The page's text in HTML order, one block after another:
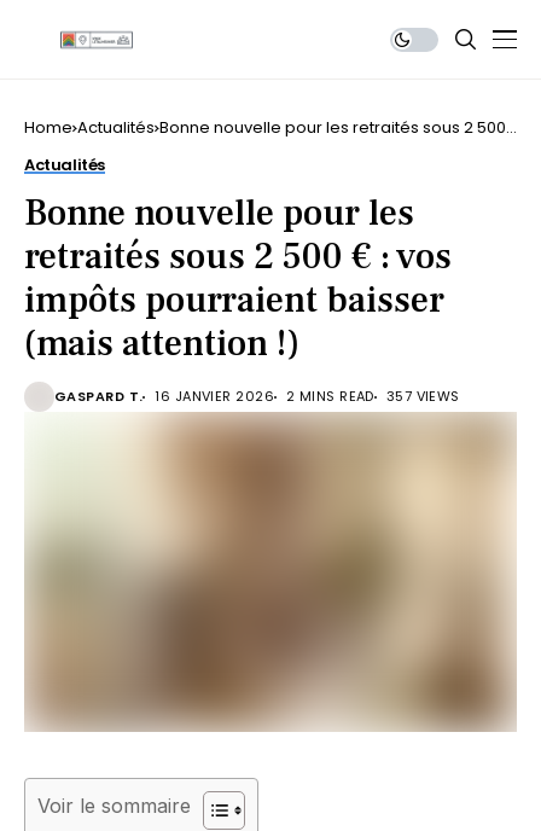
Home Actualités Bonne nouvelle pour les retraités sous 2 500
Actualités
Bonne nouvelle pour les
retraités sous 2 500 € : vos
impôts pourraient baisser
(mais attention !)
GASPARD T. 16 JANVIER 2026 2 MINS READ 357 VIEWS
Voir le sommaire